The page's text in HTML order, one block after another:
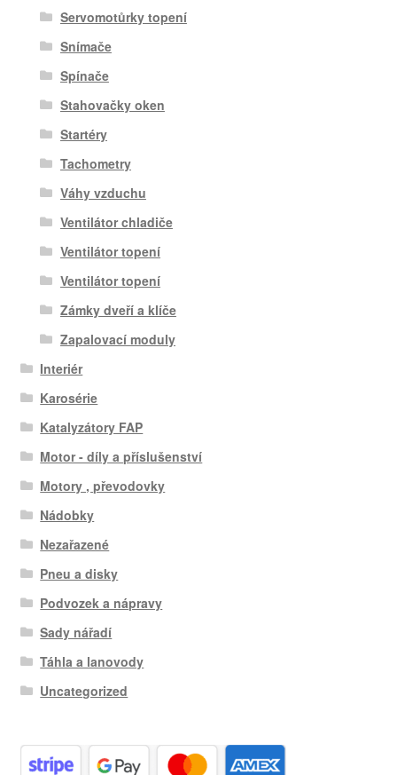
Servomotůrky topení
Snímače
Spínače
Stahovačky oken
Startéry
Tachometry
Váhy vzduchu
Ventilátor chladiče
Ventilátor topení
Ventilátor topení
Zámky dveří a klíče
Zapalovací moduly
Interiér
Karosérie
Katalyzátory FAP
Motor - díly a příslušenství
Motory , převodovky
Nádobky
Nezařazené
Pneu a disky
Podvozek a nápravy
Sady nářadí
Táhla a lanovody
Uncategorized